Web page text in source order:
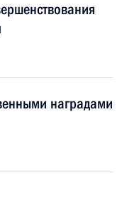
наградами